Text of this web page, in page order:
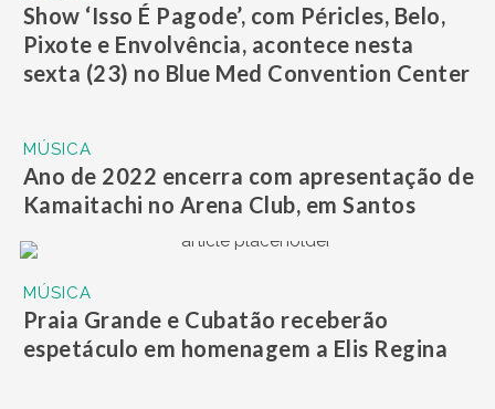
Show ‘Isso É Pagode’, com Péricles, Belo,
Pixote e Envolvência, acontece nesta
sexta (23) no Blue Med Convention Center
MÚSICA
Ano de 2022 encerra com apresentação de
Kamaitachi no Arena Club, em Santos
MÚSICA
Praia Grande e Cubatão receberão
espetáculo em homenagem a Elis Regina